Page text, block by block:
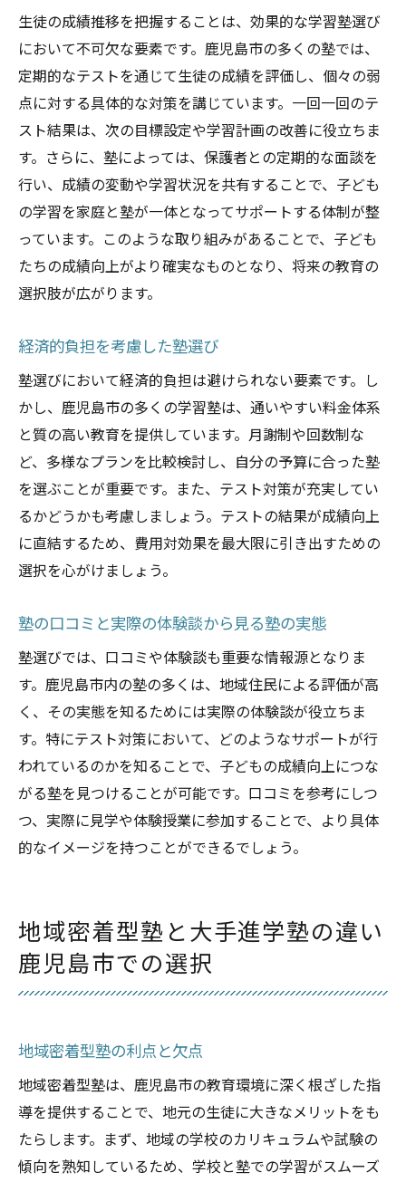
生徒の成績推移を把握することは、効果的な学習塾選び
において不可欠な要素です。鹿児島市の多くの塾では、
定期的なテストを通じて生徒の成績を評価し、個々の弱
点に対する具体的な対策を講じています。一回一回のテ
スト結果は、次の目標設定や学習計画の改善に役立ちま
す。さらに、塾によっては、保護者との定期的な面談を
行い、成績の変動や学習状況を共有することで、子ども
の学習を家庭と塾が一体となってサポートする体制が整
っています。このような取り組みがあることで、子ども
たちの成績向上がより確実なものとなり、将来の教育の
選択肢が広がります。
経済的負担を考慮した塾選び
塾選びにおいて経済的負担は避けられない要素です。し
かし、鹿児島市の多くの学習塾は、通いやすい料金体系
と質の高い教育を提供しています。月謝制や回数制な
ど、多様なプランを比較検討し、自分の予算に合った塾
を選ぶことが重要です。また、テスト対策が充実してい
るかどうかも考慮しましょう。テストの結果が成績向上
に直結するため、費用対効果を最大限に引き出すための
選択を心がけましょう。
塾の口コミと実際の体験談から見る塾の実態
塾選びでは、口コミや体験談も重要な情報源となりま
す。鹿児島市内の塾の多くは、地域住民による評価が高
く、その実態を知るためには実際の体験談が役立ちま
す。特にテスト対策において、どのようなサポートが行
われているのかを知ることで、子どもの成績向上につな
がる塾を見つけることが可能です。口コミを参考にしつ
つ、実際に見学や体験授業に参加することで、より具体
的なイメージを持つことができるでしょう。
地域密着型塾と大手進学塾の違い
鹿児島市での選択
地域密着型塾の利点と欠点
地域密着型塾は、鹿児島市の教育環境に深く根ざした指
導を提供することで、地元の生徒に大きなメリットをも
たらします。まず、地域の学校のカリキュラムや試験の
傾向を熟知しているため、学校と塾での学習がスムーズ